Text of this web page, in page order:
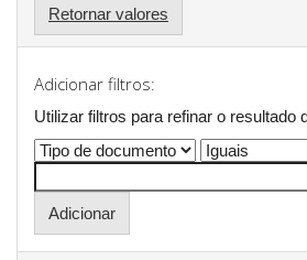
Retornar valores
Adicionar filtros:
Utilizar filtros para refinar o resultado